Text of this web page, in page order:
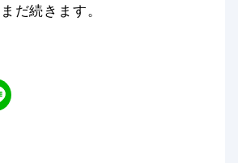
だ続きます。